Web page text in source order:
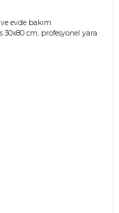
evde bakım
cm, profesyonel yara